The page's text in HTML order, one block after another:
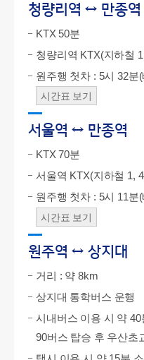
청량리역 ↔ 만종역
KTX 50분
청량리역 KTX(지하철
원주행 첫차 : 5시 32분
시간표 보기
서울역 ↔ 만종역
KTX 70분
서울역 KTX(지하철 1,
원주행 첫차 : 5시 11분
시간표 보기
원주역 ↔ 상지대
거리 : 약 8km
상지대 통학버스 운행
시내버스 이용 시 약
90버스 탑승 후 우산초